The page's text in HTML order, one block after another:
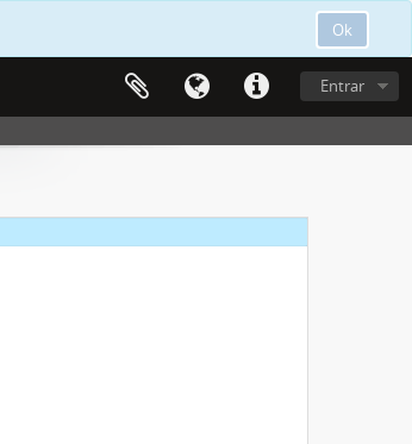
Ok
Entrar